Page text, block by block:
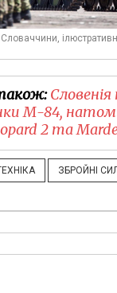
М-84,
2 та
ЗБРОЙНІ